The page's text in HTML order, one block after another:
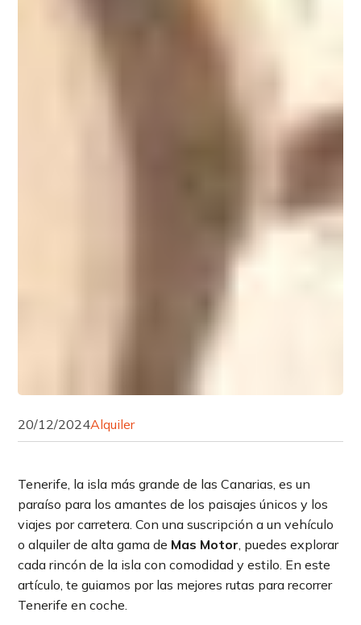
20/12/2024Alquiler
Tenerife, la isla más grande de las Canarias, es un
paraíso para los amantes de los paisajes únicos y los
viajes por carretera. Con una suscripción a un vehículo
o alquiler de alta gama de Mas Motor , puedes explorar
cada rincón de la isla con comodidad y estilo. En este
artículo, te guiamos por las mejores rutas para recorrer
Tenerife en coche.